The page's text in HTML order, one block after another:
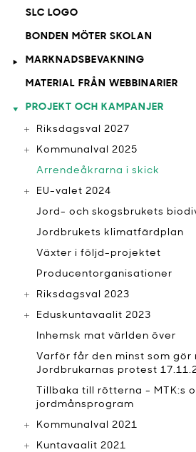
SLC LOGO
BONDEN MÖTER SKOLAN
MARKNADSBEVAKNING
MATERIAL FRÅN WEBBINARIER
PROJEKT OCH KAMPANJER
Riksdagsval 2027
Kommunalval 2025
Arrendeåkrarna i skick
EU-valet 2024
Jord- och skogsbrukets
Jordbrukets klimatfärdplan
Växter i följd-projektet
Producentorganisationer
Riksdagsval 2023
Eduskuntavaalit 2023
Inhemsk mat världen över
Varför får den minst som gör
Jordbrukarnas protest
Tillbaka till rötterna - MTK:s
jordmånsprogram
Kommunalval 2021
Kuntavaalit 2021